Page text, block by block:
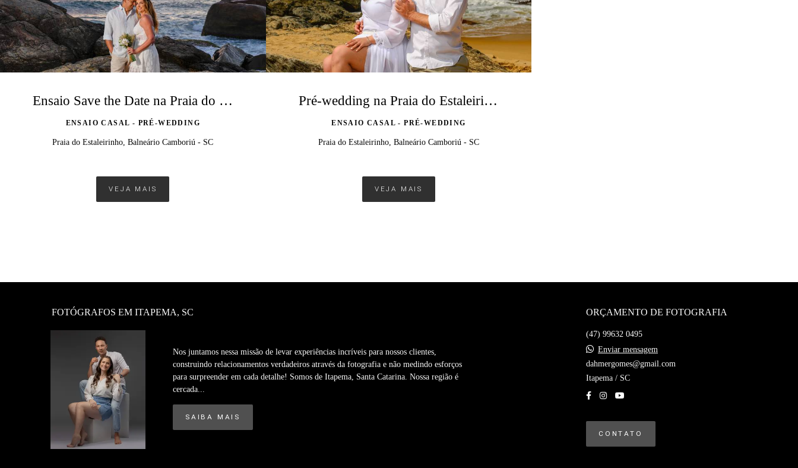
Ensaio Save the Date na Praia do Estaleirinho em Balneário Camboriú – SC
ENSAIO CASAL - PRÉ-WEDDING
Praia do Estaleirinho, Balneário Camboriú - SC
VEJA MAIS
Pré-wedding na Praia do Estaleirinho: Ensaio de Casal no Litoral SC
ENSAIO CASAL - PRÉ-WEDDING
Praia do Estaleirinho, Balneário Camboriú - SC
VEJA MAIS
FOTÓGRAFOS EM ITAPEMA, SC
Nos juntamos nessa missão de levar experiências incríveis para nossos clientes,
construindo relacionamentos verdadeiros através da fotografia e não medindo esforços
para surpreender em cada detalhe! Somos de Itapema, Santa Catarina. Nossa região é
cercada...
SAIBA MAIS
ORÇAMENTO DE FOTOGRAFIA
(47) 99632 0495
Enviar mensagem
dahmergomes@gmail.com
Itapema / SC
CONTATO